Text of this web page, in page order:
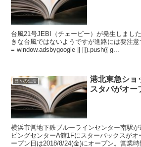
台風21号JEBI（チェービー）が発生しまし
きな台風ではないようですが進路には要注
= window.adsbygoogle || []).push({ g...
日々の生活
港北東急ショ
スタバがオー
横浜市営地下鉄ブルーラインセンター南駅
ピングセンターA館1Fにスターバックスが
ープン日は2018/8/24(金)にオープン。営業